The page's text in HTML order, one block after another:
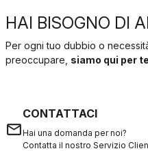
HAI BISOGNO DI
Per ogni tuo dubbio o
preoccupare, siamo qui per
email
CONTATTACI
Hai una domanda per noi?
Contatta il nostro Servizio